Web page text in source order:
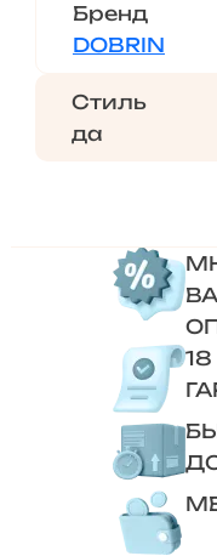
Бренд
DOBRIN
Стиль
да